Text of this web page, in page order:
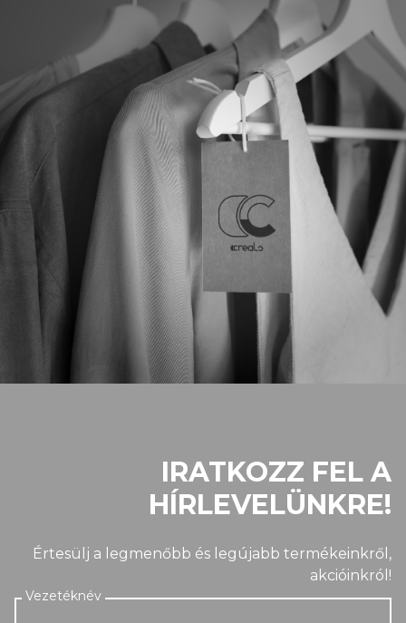
IRATKOZZ FEL A
HÍRLEVELÜNKRE!
Értesülj a legmenőbb és legújabb termékeinkről,
akcióinkról!